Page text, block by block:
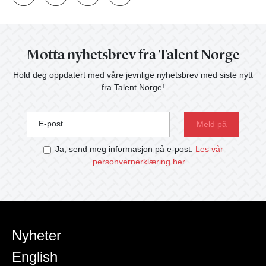
Motta nyhetsbrev fra Talent Norge
Hold deg oppdatert med våre jevnlige nyhetsbrev med siste nytt
fra Talent Norge!
E-post
Ja, send meg informasjon på e-post. Les vår
personvernerklæring her
Nyheter
English